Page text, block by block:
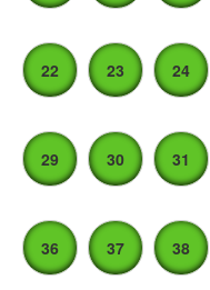
22 23 24
29 30 31
36 37 38